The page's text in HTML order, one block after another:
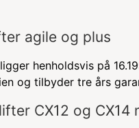
agile og plus
henholdsvis på
og tilbyder tre års
CX12 og CX14